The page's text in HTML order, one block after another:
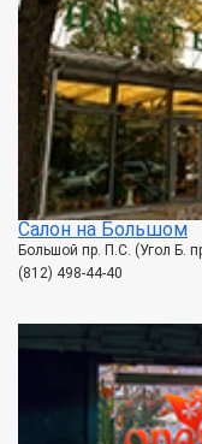
Салон на Большом
Большой пр. П.С. (Угол Б.
(812) 498-44-40